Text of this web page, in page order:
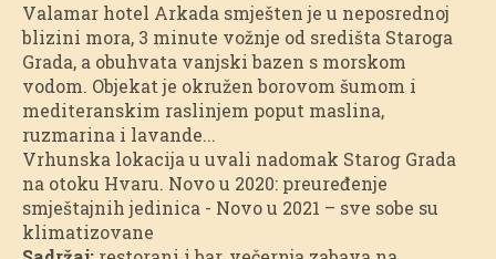
Valamar hotel Arkada smješten je u neposrednoj
blizini mora, 3 minute vožnje od središta Staroga
Grada, a obuhvata vanjski bazen s morskom
vodom. Objekat je okružen borovom šumom i
mediteranskim raslinjem poput maslina,
ruzmarina i lavande...
Vrhunska lokacija u uvali nadomak Starog Grada
na otoku Hvaru. Novo u 2020: preuređenje
smještajnih jedinica - Novo u 2021 – sve sobe su
klimatizovane